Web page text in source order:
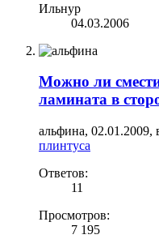
Ильнур
04.03.2006
Можно ли
ламината в
альфина, 02.01.2009,
плинтуса
Ответов:
11
Просмотров:
7 195